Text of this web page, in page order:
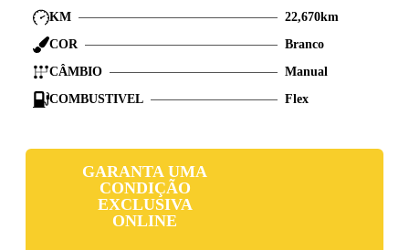
KM
22,670km
COR
Branco
CÂMBIO
Manual
COMBUSTIVEL
Flex
GARANTA UMA
CONDIÇÃO
EXCLUSIVA
ONLINE